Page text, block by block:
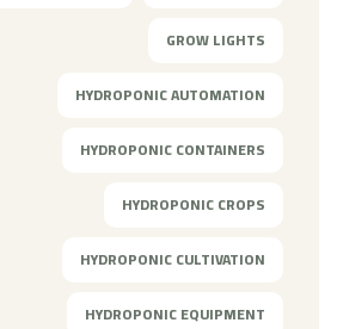
GROW LIGHTS
HYDROPONIC AUTOMATION
HYDROPONIC CONTAINERS
HYDROPONIC CROPS
HYDROPONIC CULTIVATION
HYDROPONIC EQUIPMENT